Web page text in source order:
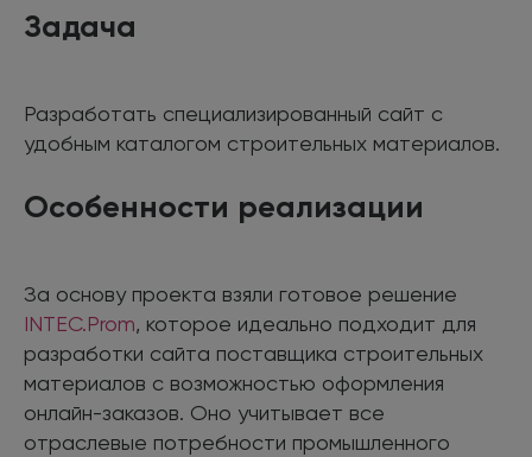
Задача
Разработать специализированный сайт с
удобным каталогом строительных материалов.
Особенности реализации
За основу проекта взяли готовое решение
INTEC.Prom, которое идеально подходит для
разработки сайта поставщика строительных
материалов с возможностью оформления
онлайн-заказов. Оно учитывает все
отраслевые потребности промышленного